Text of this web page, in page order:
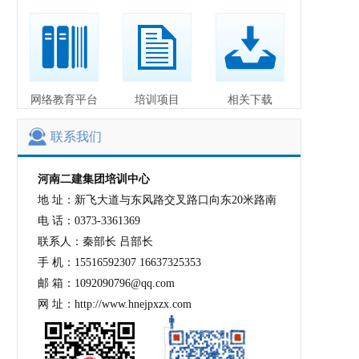
网络教育平台 培训项目 相关下载
联系我们
河南二建集团培训中心
地 址：新飞大道与东风路交叉路口向东20米路南
电 话：0373-3361369
联系人：秦部长 吕部长
手 机：15516592307 16637325353
邮 箱：1092090796@qq.com
网 址：http://www.hnejpxzx.com